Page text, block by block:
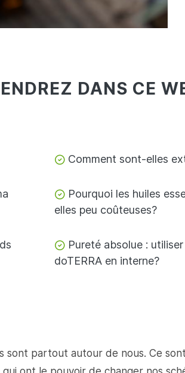
DANS CE
Comment sont-elles
Pourquoi les huiles
elles peu coûteuses?
Pureté absolue :
doTERRA en interne?
sont partout autour de nous. Ce